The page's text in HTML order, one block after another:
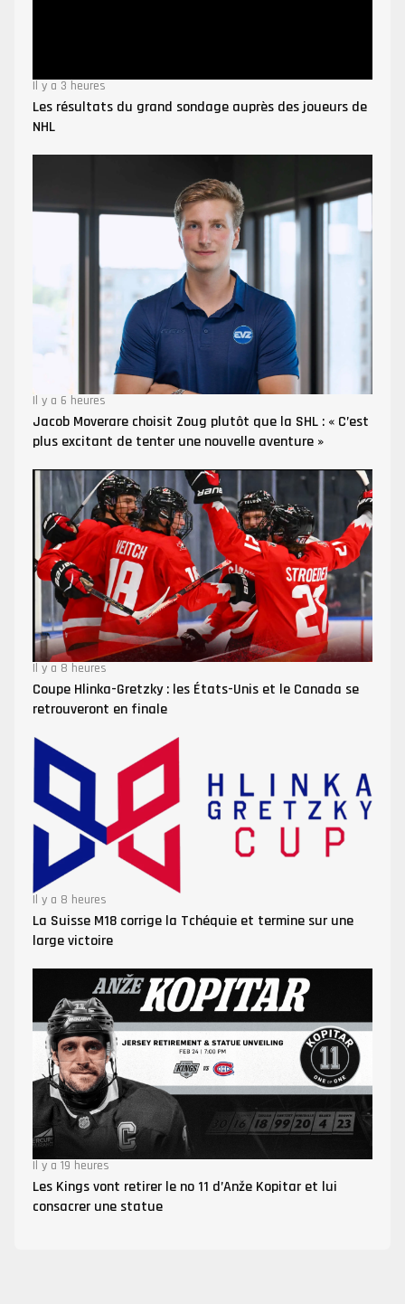
Il y a 3 heures
Les résultats du grand sondage auprès des joueurs de
NHL
Il y a 6 heures
Jacob Moverare choisit Zoug plutôt que la SHL : « C’est
plus excitant de tenter une nouvelle aventure »
Il y a 8 heures
Coupe Hlinka-Gretzky : les États-Unis et le Canada se
retrouveront en finale
Il y a 8 heures
La Suisse M18 corrige la Tchéquie et termine sur une
large victoire
Il y a 19 heures
Les Kings vont retirer le no 11 d’Anže Kopitar et lui
consacrer une statue